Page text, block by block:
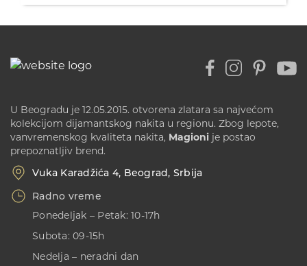
U Beogradu je 12.05.2015. otvorena zlatara sa najvećom
kolekcijom dijamantskog nakita u regionu. Zbog lepote,
vanvremenskog kvaliteta nakita, Magioni je postao
prepoznatljiv brend.
Vuka Karadžića 4, Beograd, Srbija
Radno vreme
Ponedeljak – Petak: 10-17h
Subota: 09-15h
Nedelja – neradni dan